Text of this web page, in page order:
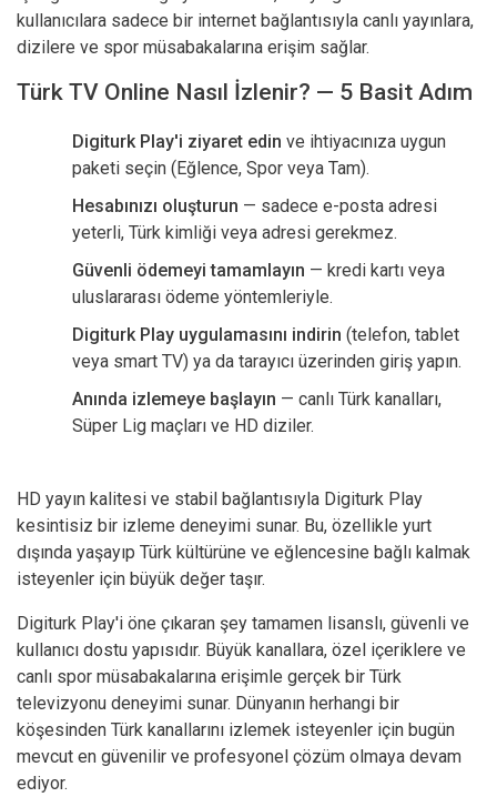
kullanıcılara sadece bir internet bağlantısıyla canlı yayınlara,
dizilere ve spor müsabakalarına erişim sağlar.
Türk TV Online Nasıl İzlenir? — 5 Basit Adım
Digiturk Play'i ziyaret edin ve ihtiyacınıza uygun
paketi seçin (Eğlence, Spor veya Tam).
Hesabınızı oluşturun — sadece e-posta adresi
yeterli, Türk kimliği veya adresi gerekmez.
Güvenli ödemeyi tamamlayın — kredi kartı veya
uluslararası ödeme yöntemleriyle.
Digiturk Play uygulamasını indirin (telefon, tablet
veya smart TV) ya da tarayıcı üzerinden giriş yapın.
Anında izlemeye başlayın — canlı Türk kanalları,
Süper Lig maçları ve HD diziler.
HD yayın kalitesi ve stabil bağlantısıyla Digiturk Play
kesintisiz bir izleme deneyimi sunar. Bu, özellikle yurt
dışında yaşayıp Türk kültürüne ve eğlencesine bağlı kalmak
isteyenler için büyük değer taşır.
Digiturk Play'i öne çıkaran şey tamamen lisanslı, güvenli ve
kullanıcı dostu yapısıdır. Büyük kanallara, özel içeriklere ve
canlı spor müsabakalarına erişimle gerçek bir Türk
televizyonu deneyimi sunar. Dünyanın herhangi bir
köşesinden Türk kanallarını izlemek isteyenler için bugün
mevcut en güvenilir ve profesyonel çözüm olmaya devam
ediyor.